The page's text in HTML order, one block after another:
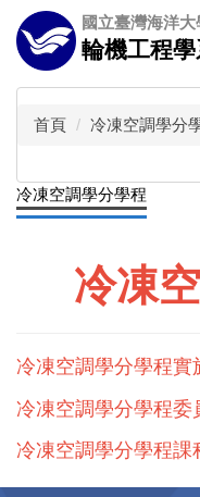
跳
到
主
要
國立臺灣海洋大
輪機工程
首頁 冷凍空調學分
冷凍空調學分學程
冷凍
冷凍空調學分學程實
冷凍空調學分學程委
冷凍空調學分學程課